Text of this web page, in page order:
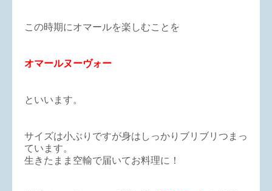
この時期にオマールを楽しむことを
オマールヌーヴォー
といいます。
サイズは小ぶりですが身はしっかりブリブリつまっ
ています。
生きたまま空輸で届いてお料理に！